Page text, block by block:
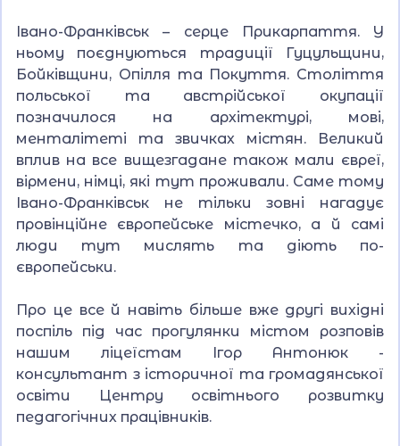
Івано-Франківськ – серце Прикарпаття. У
ньому поєднуються традиції Гуцульщини,
Бойківщини, Опілля та Покуття. Століття
польської та австрійської окупації
позначилося на архітектурі, мові,
менталітеті та звичках містян. Великий
вплив на все вищезгадане також мали євреї,
вірмени, німці, які тут проживали. Саме тому
Івано-Франківськ не тільки зовні нагадує
провінційне європейське містечко, а й самі
люди тут мислять та діють по-
європейськи.
Про це все й навіть більше вже другі вихідні
поспіль під час прогулянки містом розповів
нашим ліцеїстам Ігор Антонюк -
консультант з історичної та громадянської
освіти Центру освітнього розвитку
педагогічних працівників.